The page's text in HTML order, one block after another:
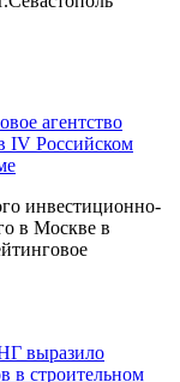
агентство
IV Российском
инвестиционно-
в Москве в
выразило
в строительном